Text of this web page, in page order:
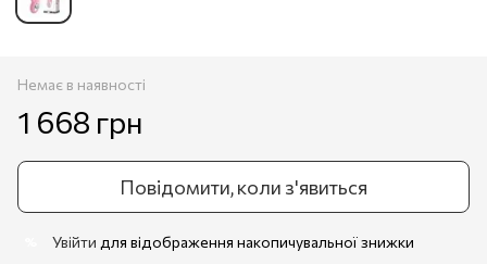
Немає в наявності
1 668 грн
Повідомити, коли з'явиться
Увійти для відображення накопичувальної знижки